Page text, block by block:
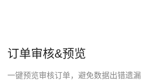
订单审核&预览
一键预览审核订单，避免数据出错遗漏